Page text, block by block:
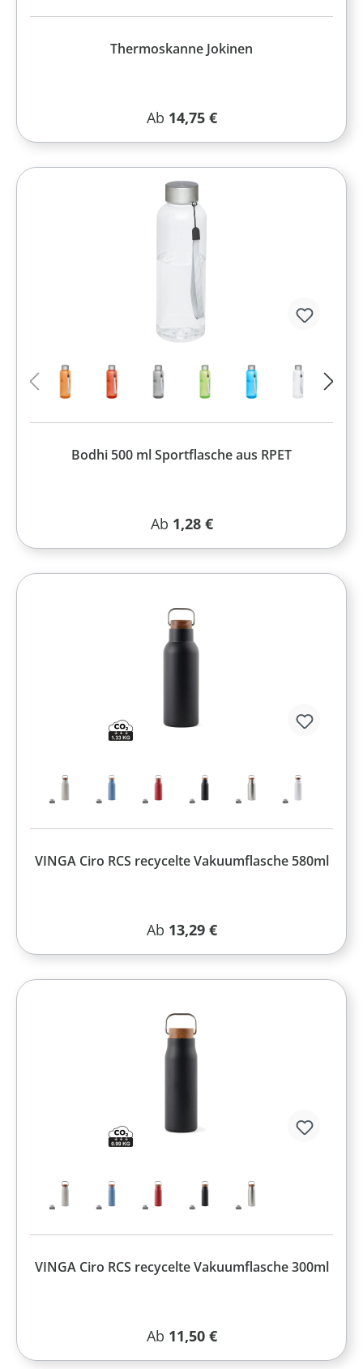
Thermoskanne Jokinen
Regulärer Preis:
Ab 14,75 €
Bodhi 500 ml Sportflasche aus RPET
Regulärer Preis:
Ab 1,28 €
VINGA Ciro RCS recycelte Vakuumflasche 580ml
Regulärer Preis:
Ab 13,29 €
VINGA Ciro RCS recycelte Vakuumflasche 300ml
Regulärer Preis:
Ab 11,50 €